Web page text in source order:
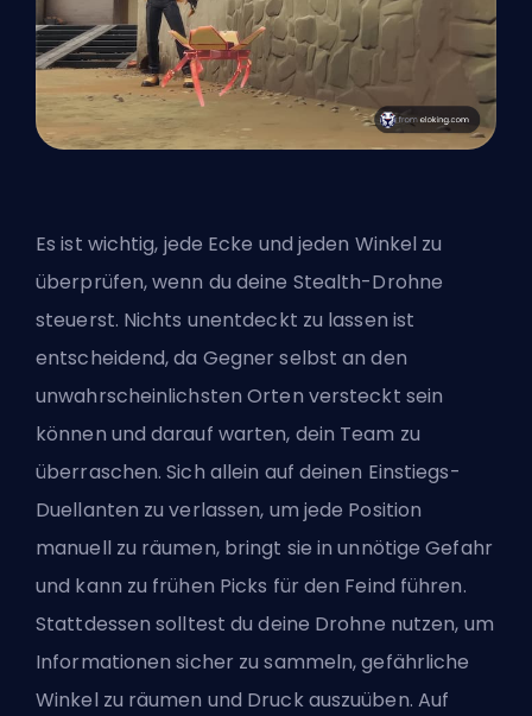
Es ist wichtig, jede Ecke und jeden Winkel zu
überprüfen, wenn du deine Stealth-Drohne
steuerst. Nichts unentdeckt zu lassen ist
entscheidend, da Gegner selbst an den
unwahrscheinlichsten Orten versteckt sein
können und darauf warten, dein Team zu
überraschen. Sich allein auf deinen Einstiegs-
Duellanten zu verlassen, um jede Position
manuell zu räumen, bringt sie in unnötige Gefahr
und kann zu frühen Picks für den Feind führen.
Stattdessen solltest du deine Drohne nutzen, um
Informationen sicher zu sammeln, gefährliche
Winkel zu räumen und Druck auszuüben. Auf